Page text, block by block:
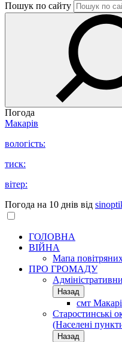
Пошук по сайту
Погода
Макарів
вологість:
тиск:
вітер:
Погода на 10 днів від
ГОЛОВНА
ВІЙНА
Мапа
ПРО ГРОМАДУ
Назад
смт
Старостинські
(Населені
Назад